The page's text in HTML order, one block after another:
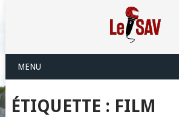
MENU
ÉTIQUETTE : FILM